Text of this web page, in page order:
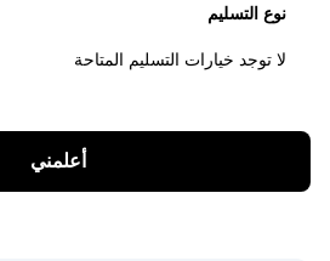
نوع التسليم
لا توجد خيارات التسليم المتاحة
أعلمني